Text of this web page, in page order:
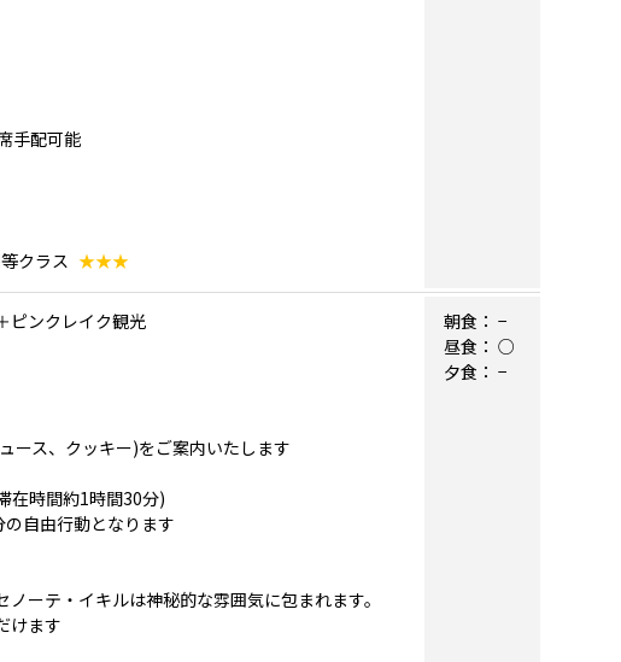
手配可能
クラス ★★★
ピンクレイク観光
ース、クッキー)をご案内いたします
在時間約1時間30分)
自由行動となります
ーテ・イキルは神秘的な雰囲気に包まれます。
けます
朝食： −
昼食： ○
夕食： −